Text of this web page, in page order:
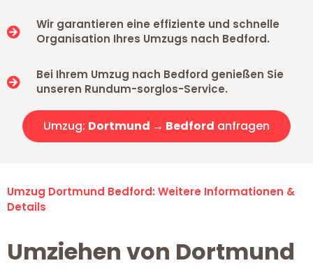
Wir garantieren eine effiziente und schnelle
Organisation Ihres Umzugs nach Bedford.
Bei Ihrem Umzug nach Bedford genießen Sie
unseren Rundum-sorglos-Service.
Umzug: Dortmund → Bedford anfragen
Umzug Dortmund Bedford: Weitere Informationen &
Details
Umziehen von Dortmund